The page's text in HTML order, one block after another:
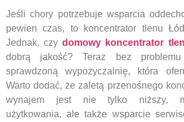
Jeśli chory potrzebuje wsparcia
pewien czas, to koncentrator tlenu
Jednak, czydomowy koncentrator
dobrą jakość? Teraz bez
sprawdzoną wypożyczalnię, która
Warto dodać, że zaletą przenośnego
wynajem jest nie tylko niższy,
użytkowania, ale także wsparcie